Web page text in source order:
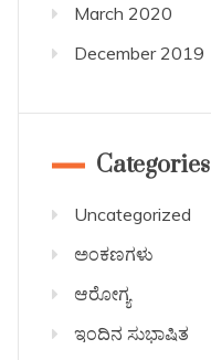
March 2020
December 2019
Categories
Uncategorized
ಅಂಕಣಗಳು
ಆರೋಗ್ಯ
ಇಂದಿನ ಸುಭಾಷಿತ